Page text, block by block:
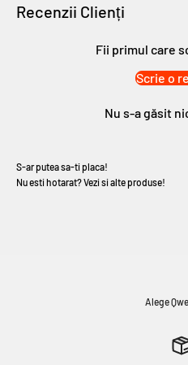
Recenzii Clienți
Fii primul care
Scrie o
Nu s-a găsit
Nu esti hotarat? Vezi si alte produse!
Alege